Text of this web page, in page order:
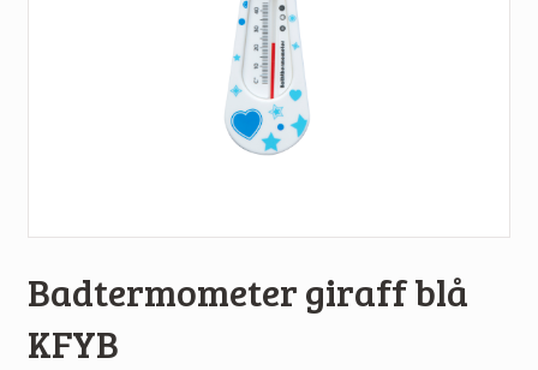
Badtermometer giraff blå
KFYB